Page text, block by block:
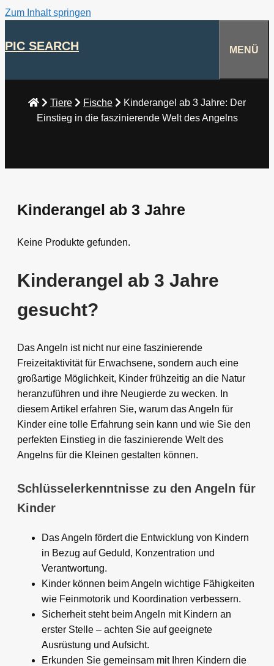
Zum Inhalt springen
PIC SEARCH MENÜ
Tiere Fische
Kinderangel ab 3 Jahre: Der
Einstieg in die faszinierende Welt des Angelns
Kinderangel ab 3 Jahre
Keine Produkte gefunden.
Kinderangel ab 3 Jahre
gesucht?
Das Angeln ist nicht nur eine faszinierende
Freizeitaktivität für Erwachsene, sondern auch eine
großartige Möglichkeit, Kinder frühzeitig an die Natur
heranzuführen und ihre Neugierde zu wecken. In
diesem Artikel erfahren Sie, warum das Angeln für
Kinder eine tolle Erfahrung sein kann und wie Sie den
perfekten Einstieg in die faszinierende Welt des
Angelns für die Kleinen gestalten können.
Schlüsselerkenntnisse zu den Angeln für
Kinder
Das Angeln fördert die Entwicklung von Kindern
in Bezug auf Geduld, Konzentration und
Verantwortung.
Kinder können beim Angeln wichtige Fähigkeiten
wie Feinmotorik und Koordination verbessern.
Sicherheit steht beim Angeln mit Kindern an
erster Stelle – achten Sie auf geeignete
Ausrüstung und Aufsicht.
Erkunden Sie gemeinsam mit Ihren Kindern die